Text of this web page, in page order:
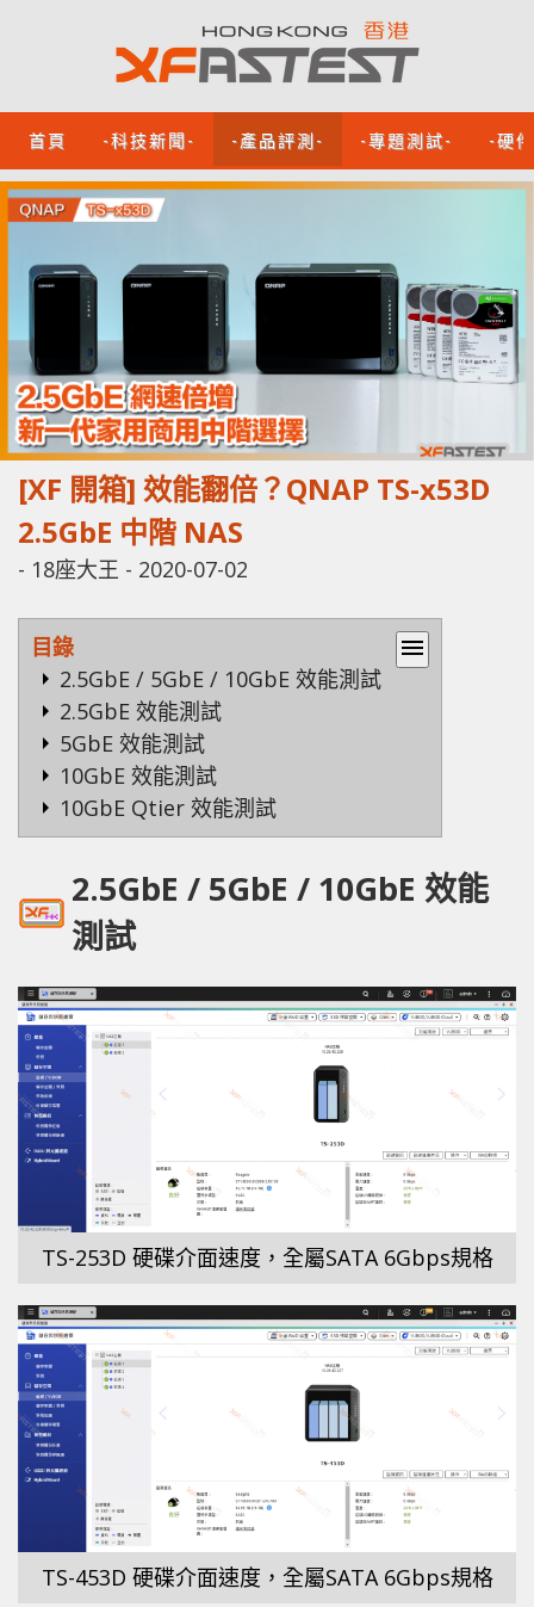
首頁 -科技新聞- -產品評測- -專題測試- -硬
[XF 開箱] 效能翻倍？QNAP TS-x53D
2.5GbE 中階 NAS
- 18座大王 - 2020-07-02
目錄
menu
2.5GbE / 5GbE / 10GbE 效能測試
2.5GbE 效能測試
5GbE 效能測試
10GbE 效能測試
10GbE Qtier 效能測試
2.5GbE / 5GbE / 10GbE 效能
測試
TS-253D 硬碟介面速度，全屬SATA 6Gbps規格
TS-453D 硬碟介面速度，全屬SATA 6Gbps規格